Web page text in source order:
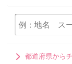
都道府県から